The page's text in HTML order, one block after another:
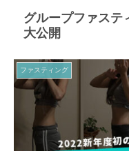
グループファステ
大公開
ファスティング